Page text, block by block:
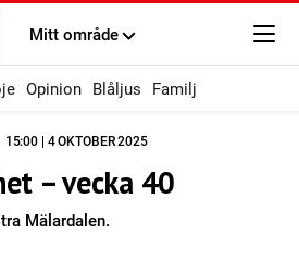
Mitt område
Opinion Blåljus Familj
15:00 | 4 OKTOBER 2025
– vecka 40
Mälardalen.